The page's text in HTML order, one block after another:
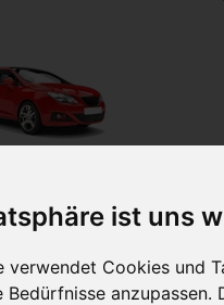
ist uns
verwendet Cookies und
Bedürfnisse